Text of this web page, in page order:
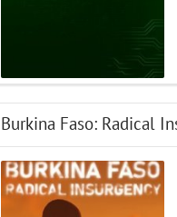
Burkina Faso: Radical